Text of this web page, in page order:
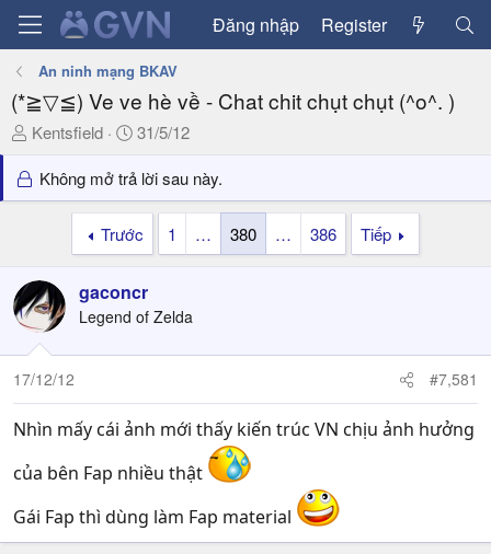
Đăng nhập Register
An ninh mạng BKAV
(*≧▽≦) Ve ve hè về - Chat chit chụt chụt (^o^. )
T
r
e
t
a
r
e
r
Kentsfield
N
à
y
ử
31/5/12
Không mở trả lời sau này.
Trước 1 … 380 … 386 Tiếp
gaconcr
Legend of Zelda
17/12/12 #7,581
Nhìn mấy cái ảnh mới thấy kiến trúc VN chịu ảnh hưởng
của bên Fap nhiều thật
Gái Fap thì dùng làm Fap material